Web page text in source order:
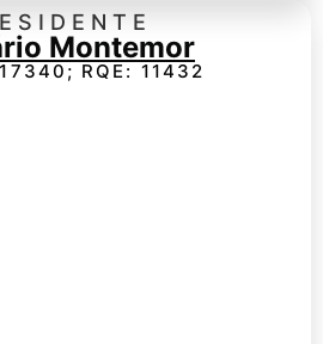
Montemor
RQE: 11432